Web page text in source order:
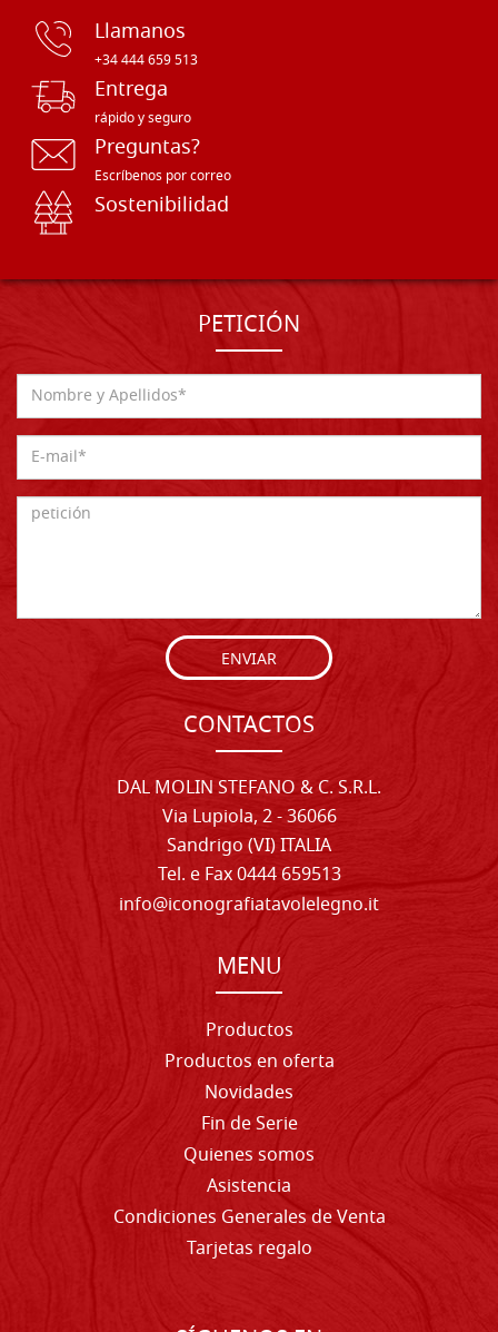
Llamanos
+34 444 659 513
Entrega
rápido y seguro
Preguntas?
Escríbenos por correo
Sostenibilidad
PETICIÓN
ENVIAR
CONTACTOS
DAL MOLIN STEFANO & C. S.R.L.
Via Lupiola, 2 - 36066
Sandrigo (VI) ITALIA
Tel. e Fax 0444 659513
info@iconografiatavolelegno.it
MENU
Productos
Productos en oferta
Novidades
Fin de Serie
Quienes somos
Asistencia
Condiciones Generales de Venta
Tarjetas regalo